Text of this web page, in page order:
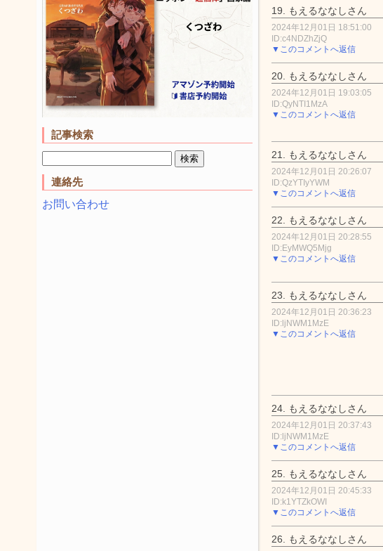
記事検索
連絡先
お問い合わせ
19. もえるななしさん
2024年12月01日 18:51:00
ID:c4NDZhZjQ
▼このコメントへ返信
20. もえるななしさん
2024年12月01日 19:03:05
ID:QyNTI1MzA
▼このコメントへ返信
21. もえるななしさん
2024年12月01日 20:26:07
ID:QzYTIyYWM
▼このコメントへ返信
22. もえるななしさん
2024年12月01日 20:28:55
ID:EyMWQ5Mjg
▼このコメントへ返信
23. もえるななしさん
2024年12月01日 20:36:23
ID:ljNWM1MzE
▼このコメントへ返信
24. もえるななしさん
2024年12月01日 20:37:43
ID:ljNWM1MzE
▼このコメントへ返信
25. もえるななしさん
2024年12月01日 20:45:33
ID:k1YTZkOWI
▼このコメントへ返信
26. もえるななしさん